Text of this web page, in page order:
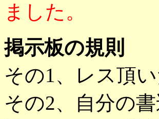
ました。
掲示板の規則
その1、レス頂
その2、自分の